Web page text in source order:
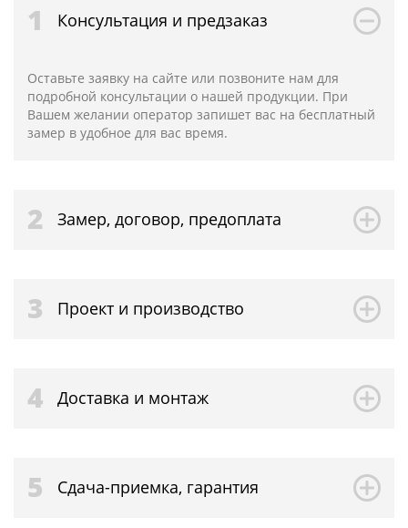
1 Консультация и предзаказ
Оставьте заявку на сайте или позвоните нам для
подробной консультации о нашей продукции. При
Вашем желании оператор запишет вас на бесплатный
замер в удобное для вас время.
2 Замер, договор, предоплата
3 Проект и производство
4 Доставка и монтаж
5 Сдача-приемка, гарантия